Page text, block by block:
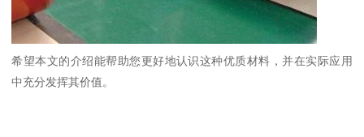
希望本文的介绍能帮助您更好地认识这种优质材料，并在实际应用
中充分发挥其价值。